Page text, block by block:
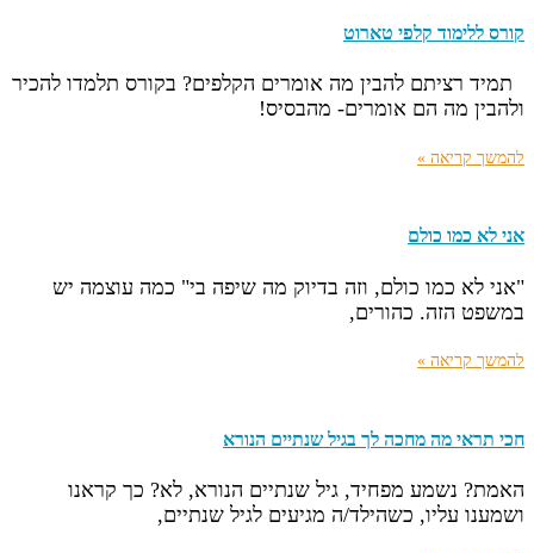
קורס ללימוד קלפי טארוט
תמיד רציתם להבין מה אומרים הקלפים? בקורס תלמדו להכיר
ולהבין מה הם אומרים- מהבסיס!
להמשך קריאה »
אני לא כמו כולם
"אני לא כמו כולם, וזה בדיוק מה שיפה בי" כמה עוצמה יש
במשפט הזה. כהורים,
להמשך קריאה »
חכי תראי מה מחכה לך בגיל שנתיים הנורא
האמת? נשמע מפחיד, גיל שנתיים הנורא, לא? כך קראנו
ושמענו עליו, כשהילד/ה מגיעים לגיל שנתיים,